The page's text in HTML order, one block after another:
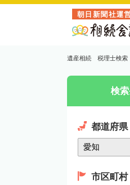
朝日新聞社運
遺産相続 税理士検索
検
都道府県
市区町村